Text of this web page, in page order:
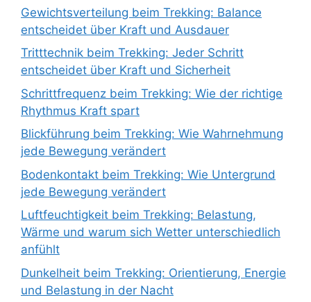
Gewichtsverteilung beim Trekking: Balance
entscheidet über Kraft und Ausdauer
Tritttechnik beim Trekking: Jeder Schritt
entscheidet über Kraft und Sicherheit
Schrittfrequenz beim Trekking: Wie der richtige
Rhythmus Kraft spart
Blickführung beim Trekking: Wie Wahrnehmung
jede Bewegung verändert
Bodenkontakt beim Trekking: Wie Untergrund
jede Bewegung verändert
Luftfeuchtigkeit beim Trekking: Belastung,
Wärme und warum sich Wetter unterschiedlich
anfühlt
Dunkelheit beim Trekking: Orientierung, Energie
und Belastung in der Nacht